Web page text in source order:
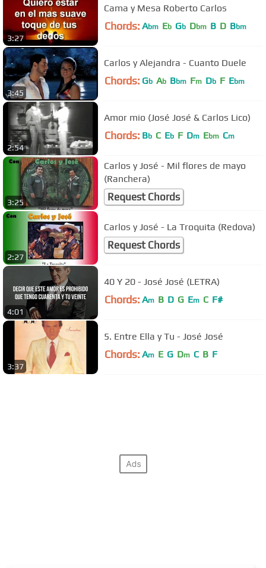
3:27
Cama y Mesa Roberto Carlos
Chords: Abm Eb Gb Dbm B D Bbm
3:45
Carlos y Alejandra - Cuanto Duele
Chords: Gb Ab Bbm Fm Db F Ebm
2:54
Amor mio (José José & Carlos Lico)
Chords: Bb C Eb F Dm Ebm Cm
3:25
Carlos y José - Mil flores de mayo
(Ranchera)
Request Chords
2:27
Carlos y José - La Troquita (Redova)
Request Chords
4:01
40 Y 20 - José José (LETRA)
Chords: Am B D G Em C F#
3:37
5. Entre Ella y Tu - José José
Chords: Am E G Dm C B F